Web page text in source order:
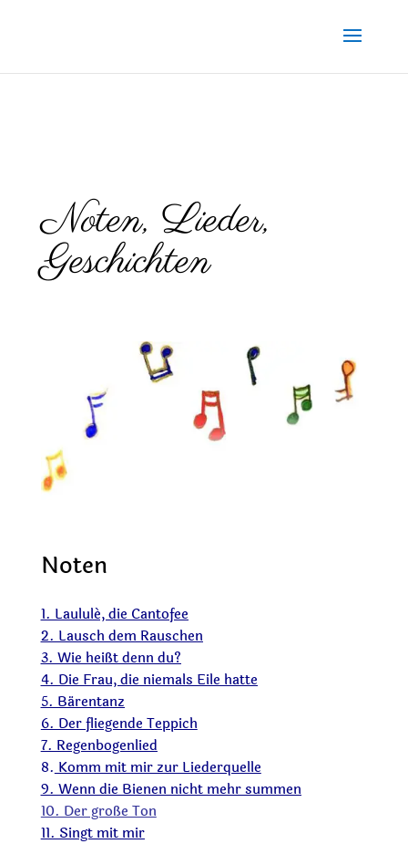
Noten, Lieder,
Geschichten
Noten
1. Laululé, die Cantofee
2. Lausch dem Rauschen
3. Wie heißt denn du?
4. Die Frau, die niemals Eile hatte
5. Bärentanz
6. Der fliegende Teppich
7. Regenbogenlied
8.Komm mit mir zur Liederquelle
9. Wenn die Bienen nicht mehr summen
10. Der große Ton
11. Singt mit mir